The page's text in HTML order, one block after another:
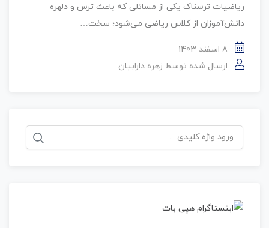
ریاضیات ترسناک یکی از مسائلی که باعث ترس و دلهره
دانش‌آموزان از کلاس ریاضی می‌شود؛ سخت…
8 اسفند 1403
ارسال شده توسط زهره دارابیان
جستجو
برای: